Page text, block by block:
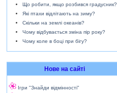
Що робити, якщо розбився градусник?
Які птахи відлітають на зиму?
Скільки на землі океанів?
Чому відбувається зміна пір року?
Чому коле в боці при бігу?
Нове на сайті
Ігри "Знайди відмінності"